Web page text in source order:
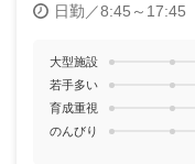
日勤／8:45～17:45
大型施設
若手多い
育成重視
のんびり